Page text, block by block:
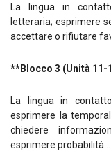
La lingua in
letteraria; esprimere
accettare o rifiutare
**Blocco 3 (Unità 11-
La lingua in
esprimere la
chiedere
esprimere probabilità...